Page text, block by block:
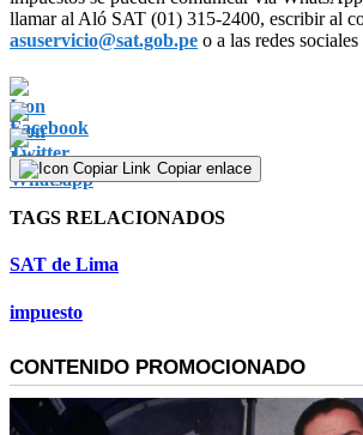
llamar al Aló SAT (01) 315-2400, escribir al
asuservicio@sat.gob.pe o a las redes
Copiar enlace
TAGS RELACIONADOS
SAT de Lima
impuesto